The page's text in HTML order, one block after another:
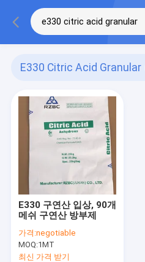
E330 Citric Acid Granular
E330 구연산 입상, 90개
메쉬 구연산 방부제
가격:negotiable
MOQ:1MT
최신 가격 받기